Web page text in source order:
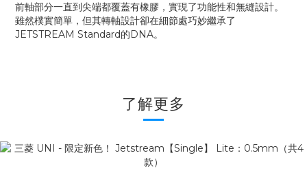
前軸部分一直到尖端都覆蓋有橡膠，實現了功能性和無縫設計。
雖然樸實簡單，但其轉軸設計卻在細節處巧妙繼承了
JETSTREAM Standard的DNA。
了解更多